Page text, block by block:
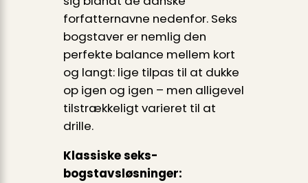
forfatternavne nedenfor. Seks
bogstaver er nemlig den
perfekte balance mellem kort
og langt: lige tilpas til at dukke
op igen og igen – men alligevel
tilstrækkeligt varieret til at
drille.
Klassiske seks-
bogstavsløsninger: